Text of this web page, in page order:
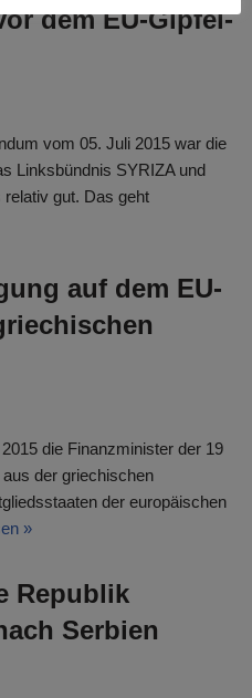
dem EU-Gipfel-
vom 05. Juli 2015 war die
Linksbündnis SYRIZA und
gut. Das geht
auf dem EU-
die Finanzminister der 19
der griechischen
der europäischen
»
Republik
Serbien